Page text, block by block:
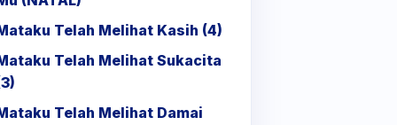
Telah Melihat Kasih (4)
Telah Melihat Sukacita
Telah Melihat Damai